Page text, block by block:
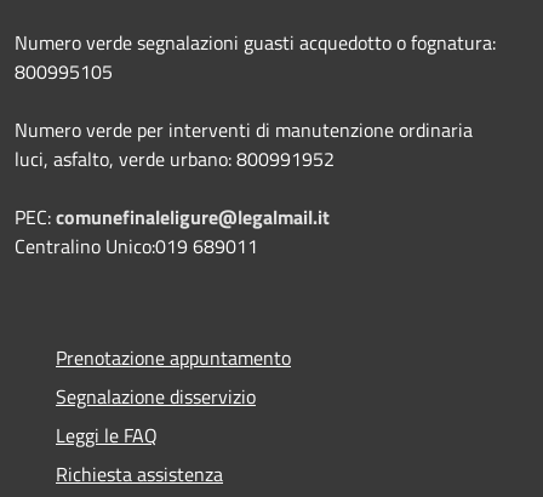
Numero verde segnalazioni guasti acquedotto o fognatura:
800995105
Numero verde per interventi di manutenzione ordinaria
luci, asfalto, verde urbano: 800991952
PEC:comunefinaleligure@legalmail.it
Centralino Unico:019 689011
Prenotazione appuntamento
Segnalazione disservizio
Leggi le FAQ
Richiesta assistenza